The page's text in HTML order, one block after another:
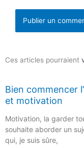
Ces articles pourraient
Bien commencer
et motivation
Motivation, la garder
souhaite aborder un
qui, je suis sûre,